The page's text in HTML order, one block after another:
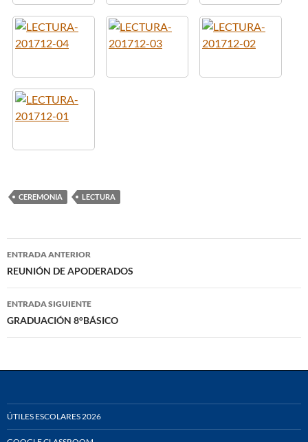
CEREMONIA LECTURA
Navegación
de
entradas
ENTRADA ANTERIOR
REUNIÓN DE APODERADOS
ENTRADA SIGUIENTE
GRADUACIÓN 8°BÁSICO
ÚTILES ESCOLARES 2026